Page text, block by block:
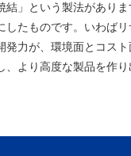
」という製法があり
たものです。いわば
力が、環境面とコス
より高度な製品を作